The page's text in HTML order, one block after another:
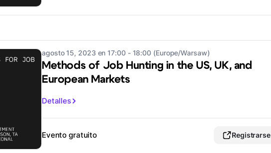
agosto 15, 2023 en 17:00 - 18:00 (Europe/Warsaw)
Methods of Job Hunting in the US, UK, and
European Markets
Detalles
Evento gratuito Registrarse